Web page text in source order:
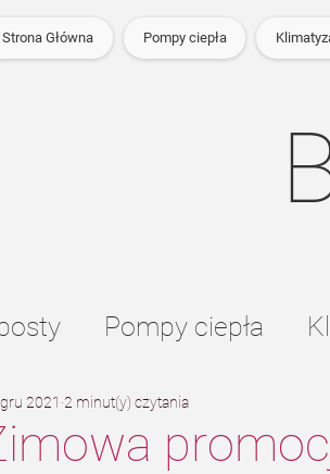
Strona Główna Pompy ciepła
Pompy ciepła
podłogowe
2021 2 minut(y) czytania